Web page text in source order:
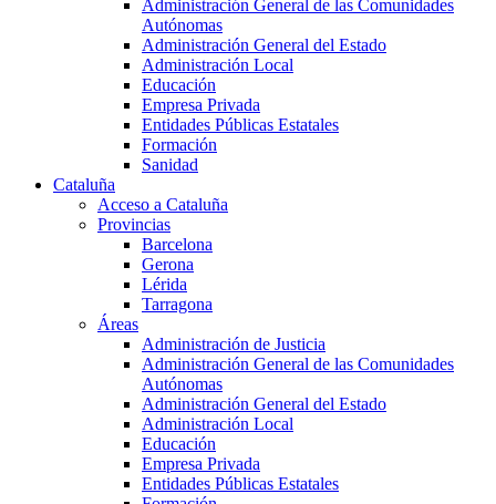
Administración General de las Comunidades
Autónomas
Administración General del Estado
Administración Local
Educación
Empresa Privada
Entidades Públicas Estatales
Formación
Sanidad
Cataluña
Acceso a Cataluña
Provincias
Barcelona
Gerona
Lérida
Tarragona
Áreas
Administración de Justicia
Administración General de las Comunidades
Autónomas
Administración General del Estado
Administración Local
Educación
Empresa Privada
Entidades Públicas Estatales